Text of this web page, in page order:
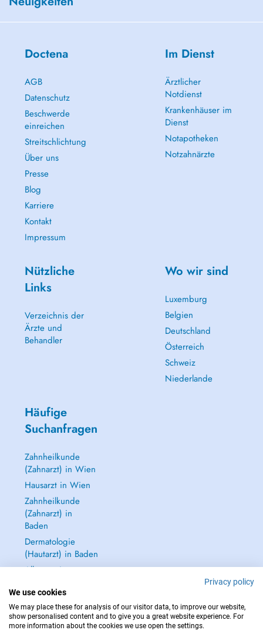
Doctena
AGB
Datenschutz
Beschwerde
einreichen
Streitschlichtung
Über uns
Presse
Blog
Karriere
Kontakt
Impressum
Im Dienst
Ärztlicher
Notdienst
Krankenhäuser im
Dienst
Notapotheken
Notzahnärzte
Nützliche
Links
Verzeichnis der
Ärzte und
Behandler
Wo wir sind
Luxemburg
Belgien
Deutschland
Österreich
Schweiz
Niederlande
Häufige
Suchanfragen
Zahnheilkunde
(Zahnarzt) in Wien
Hausarzt in Wien
Zahnheilkunde
(Zahnarzt) in
Baden
Dermatologie
(Hautarzt) in Baden
Alle anzeigen →
IM NOTFALL WENDEN SIE SICH AN : 112
Privacy policy
We use cookies
We may place these for analysis of our visitor data, to improve our website,
show personalised content and to give you a great website experience. For
more information about the cookies we use open the settings.